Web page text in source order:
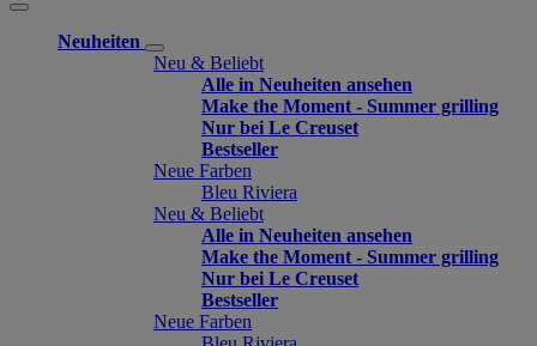
Neuheiten
Neu & Beliebt
Alle in Neuheiten ansehen
Make the Moment - Summer grilling
Nur bei Le Creuset
Bestseller
Neue Farben
Bleu Riviera
Neu & Beliebt
Alle in Neuheiten ansehen
Make the Moment - Summer grilling
Nur bei Le Creuset
Bestseller
Neue Farben